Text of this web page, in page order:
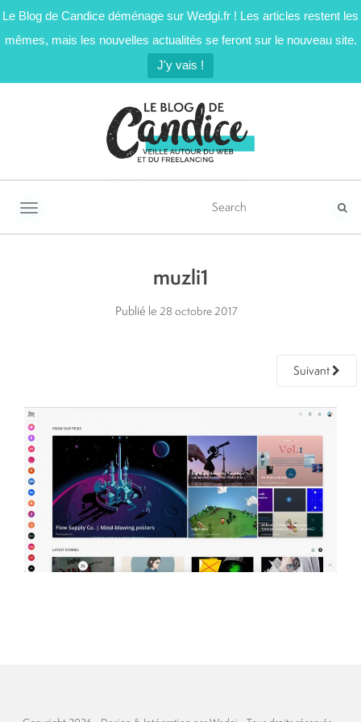
Le Blog de Candice déménage sur Wedgi.fr ! Les articles restent les
mêmes, mais les nouvelles actualités se feront sur le nouveau site.
J'y vais !
Activer/désactiver la navigation
muzli1
Publié le 28 octobre 2017
Suivant